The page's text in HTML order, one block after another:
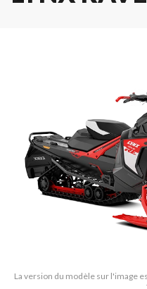
La version du modèle sur l'image